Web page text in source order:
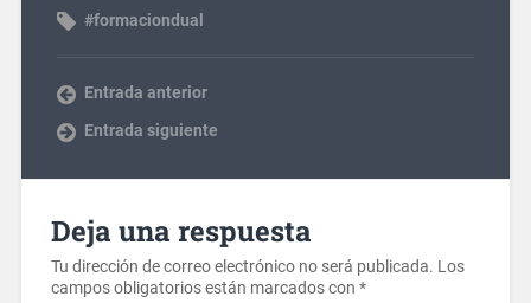
#formaciondual
Entrada anterior
Entrada siguiente
Deja una respuesta
Tu dirección de correo electrónico no será publicada. Los
campos obligatorios están marcados con *